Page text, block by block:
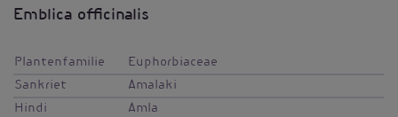
Emblica officinalis
Plantenfamilie
Euphorbiaceae
Sankriet
Amalaki
Hindi
Amla